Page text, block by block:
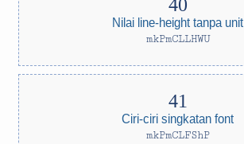
Nilai line-height tanpa unit
mkPmCLLHWU
Ciri-ciri singkatan font
mkPmCLFShP